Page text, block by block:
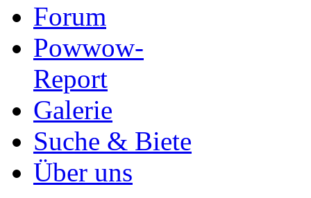
Forum
Powwow-
Report
Galerie
Suche & Biete
Über uns